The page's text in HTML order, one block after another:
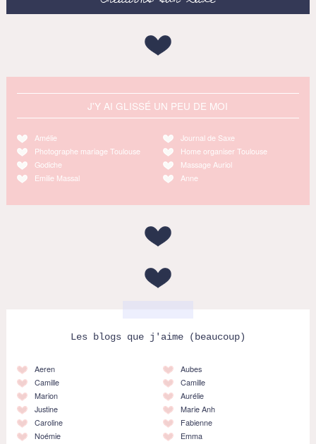
J'Y AI GLISSÉ UN PEU DE MOI
Amélie
Photographe mariage Toulouse
Godiche
Emilie Massal
Journal de Saxe
Home organiser Toulouse
Massage Auriol
Anne
Les blogs que j'aime (beaucoup)
Aeren
Camille
Marion
Justine
Caroline
Noémie
Aubes
Camille
Aurélie
Marie Anh
Fabienne
Emma